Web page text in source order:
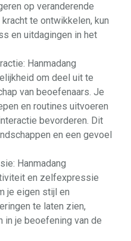
op veranderende
te ontwikkelen, kun
en uitdagingen in het
Hanmadang
om deel uit te
van beoefenaars. Je
en routines uitvoeren
bevorderen. Dit
en een gevoel
Hanmadang
en zelfexpressie
je eigen stijl en
te laten zien,
in je beoefening van de